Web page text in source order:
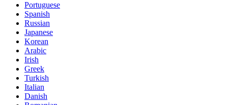
Portuguese
Spanish
Russian
Japanese
Korean
Arabic
Irish
Greek
Turkish
Italian
Danish